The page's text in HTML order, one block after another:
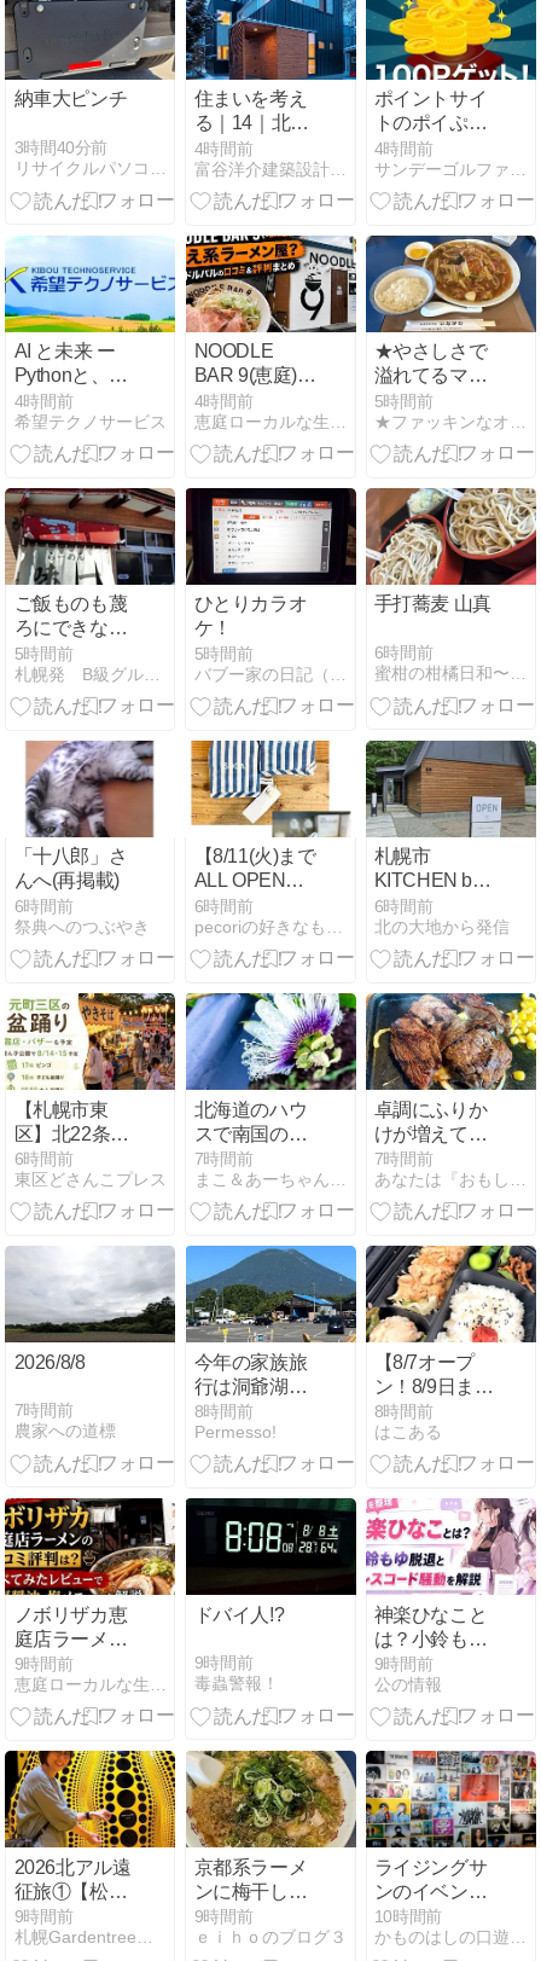
納車大ピンチ
3時間40分前
住まいを考え
る｜14｜北海
道で暮らすと
いうこと。
4時間前
富谷洋介建築設計【北海道札幌の一級建築士事務所】
ポイントサイ
トのポイぷる
の毎日挑戦で
きるポイガチ
ャで昨年12月
イントゲッ
ト！
4時間前
AI と未来 ー
Pythonと、
Claude Code
を学ぶ
4時間前
希望テクノサービス
NOODLE
BAR 9(恵庭)は
映え系ラーメ
ン屋？ヌード
ルバルの口コ
め
4時間前
★やさしさで
溢れてるママ
さんがSNSへ
の思いを吐露
してくれた“レ
ながわ”DE…
ミニミニ扇風
機の風を受け
ながらカウン
ター席でうむ
むと考えたこ
と★
5時間前
ご飯ものも蔑
ろにできない
豊平公園のラ
ーメン屋さん
5時間前
札幌発 B級グルメ放浪記
ひとりカラオ
ケ！
5時間前
手打蕎麦 山真
6時間前
蜜柑の柑橘日和〜ダックス小豆のごーろごろ
「十八郎」さ
んへ(再掲載)
6時間前
祭典へのつぶやき
【8/11(火)まで
ALL OPEN】
VETLERの洗
いざらしのイ
ンド綿100%
ンミトン◎ 高
密度芯材を使
用し、しっか
りとした厚み
です！ロゴ入
りループ付な
のでフックに
掛けて収納も
6時間前
札幌市
KITCHEN bw
BIOTOP
6時間前
北の大地から発信
【札幌市東
区】北22条雪
ん子公園で盆
踊り｜8月14
日・15日、ビ
6時間前
東区どさんこプレス
北海道のハウ
スで南国の花
が咲いた！パ
ッションフル
ーツ栽培、ま
7時間前
まこ＆あーちゃんのベジファーム
卓調にふりか
けが増えて
増々ごはんが
ススムくん！
「ビーフイン
店」
7時間前
あなたは『おもしろマガジン』
2026/8/8
7時間前
農家への道標
今年の家族旅
行は洞爺湖へ
③
8時間前
Permesso!
【8/7オープ
ン！8/9日まで
弁当500円】
函館 はこだて
中島廉売食堂
8時間前
はこある
ノボリザカ恵
庭店ラーメン
の口コミ評判
は？食べてみ
たレビューで
ューを解説
9時間前
恵庭ローカルな生活と観光情報
ドバイ人!?
9時間前
毒蟲警報！
神楽ひなこと
は？小鈴もゆ
脱退とドレス
コード騒動・
謝罪の理由を
9時間前
公の情報
2026北アル遠
征旅①【松本
美術館】
9時間前
札幌Gardentreeアロマとハーブの幸せ時間
京都系ラーメ
ンに梅干し
も！：来来亭
新宮店（福岡
9時間前
ｅｉｈｏのブログ３
ライジングサ
ンのイベント
を見に行って
きた
10時間前
かものはしの口遊〜くちずさみ〜